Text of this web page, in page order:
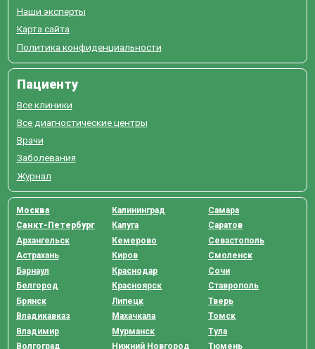
Наши эксперты
Карта сайта
Политика конфиденциальности
Пациенту
Все клиники
Все диагностические центры
Врачи
Заболевания
Журнал
Москва
Санкт-Петербург
Архангельск
Астрахань
Барнаул
Белгород
Брянск
Владикавказ
Владимир
Волгоград
Калининград
Калуга
Кемерово
Киров
Краснодар
Красноярск
Липецк
Махачкала
Мурманск
Нижний Новгород
Самара
Саратов
Севастополь
Смоленск
Сочи
Ставрополь
Тверь
Томск
Тула
Тюмень